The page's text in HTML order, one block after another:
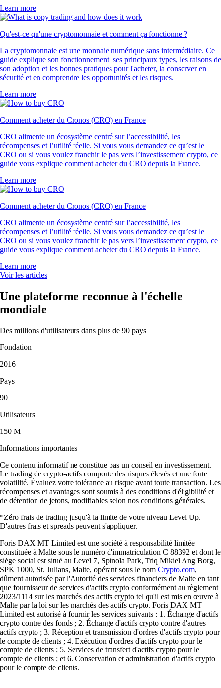
Learn more
Qu'est-ce qu'une cryptomonnaie et comment ça fonctionne ?
La cryptomonnaie est une monnaie numérique sans intermédiaire. Ce
guide explique son fonctionnement, ses principaux types, les raisons de
son adoption et les bonnes pratiques pour l'acheter, la conserver en
sécurité et en comprendre les opportunités et les risques.
Learn more
Comment acheter du Cronos (CRO) en France
CRO alimente un écosystème centré sur l’accessibilité, les
récompenses et l’utilité réelle. Si vous vous demandez ce qu’est le
CRO ou si vous voulez franchir le pas vers l’investissement crypto, ce
guide vous explique comment acheter du CRO depuis la France.
Learn more
Comment acheter du Cronos (CRO) en France
CRO alimente un écosystème centré sur l’accessibilité, les
récompenses et l’utilité réelle. Si vous vous demandez ce qu’est le
CRO ou si vous voulez franchir le pas vers l’investissement crypto, ce
guide vous explique comment acheter du CRO depuis la France.
Learn more
Voir les articles
Une plateforme reconnue à l'échelle
mondiale
Des millions d'utilisateurs dans plus de 90 pays
Fondation
2016
Pays
90
Utilisateurs
150 M
Informations importantes
Ce contenu informatif ne constitue pas un conseil en investissement.
Le trading de crypto-actifs comporte des risques élevés et une forte
volatilité. Évaluez votre tolérance au risque avant toute transaction. Les
récompenses et avantages sont soumis à des conditions d'éligibilité et
de détention de jetons, modifiables selon nos conditions générales.
*Zéro frais de trading jusqu'à la limite de votre niveau Level Up.
D'autres frais et spreads peuvent s'appliquer.
Foris DAX MT Limited est une société à responsabilité limitée
constituée à Malte sous le numéro d'immatriculation C 88392 et dont le
siège social est situé au Level 7, Spinola Park, Triq Mikiel Ang Borg,
SPK 1000, St. Julians, Malte, opérant sous le nom Crypto.com,
dûment autorisée par l'Autorité des services financiers de Malte en tant
que fournisseur de services d'actifs crypto conformément au règlement
2023/1114 sur les marchés des actifs crypto tel qu'il est mis en œuvre à
Malte par la loi sur les marchés des actifs crypto. Foris DAX MT
Limited est autorisé à fournir les services suivants : 1. Échange d'actifs
crypto contre des fonds ; 2. Échange d'actifs crypto contre d'autres
actifs crypto ; 3. Réception et transmission d'ordres d'actifs crypto pour
le compte de clients ; 4. Exécution d'ordres d'actifs crypto pour le
compte de clients ; 5. Services de transfert d'actifs crypto pour le
compte de clients ; et 6. Conservation et administration d'actifs crypto
pour le compte de clients.